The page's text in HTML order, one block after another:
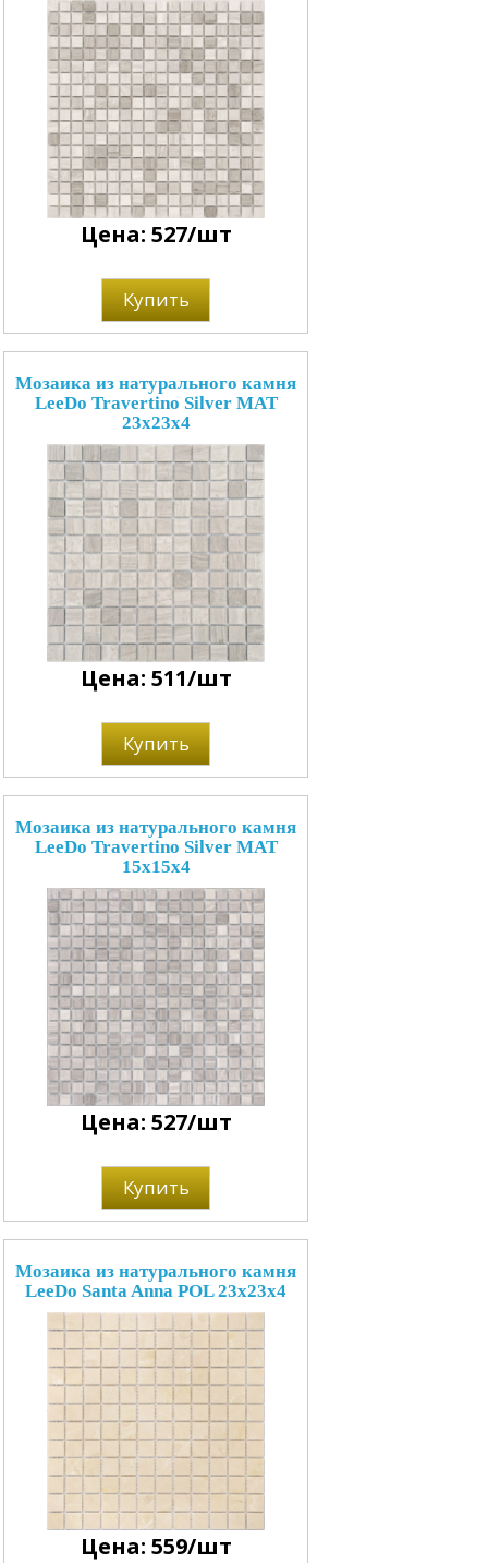
Цена: 527/шт
Купить
Мозаика из натурального камня
LeeDo Travertino Silver MAT
23x23x4
Цена: 511/шт
Купить
Мозаика из натурального камня
LeeDo Travertino Silver MAT
15x15x4
Цена: 527/шт
Купить
Мозаика из натурального камня
LeeDo Santa Anna POL 23x23x4
Цена: 559/шт